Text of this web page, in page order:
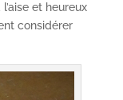
et heureux
considérer